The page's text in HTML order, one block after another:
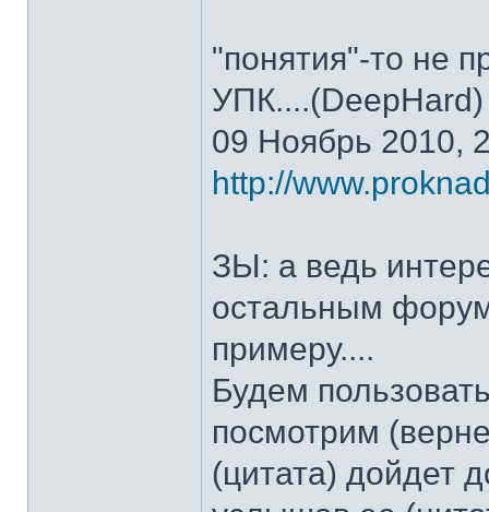
"понятия"-то не
УПК....(DeepHard)
09 Ноябрь 2010,
http://
ЗЫ: а ведь
остальным
примеру....
Будем
посмотрим
(цитата) дойдет